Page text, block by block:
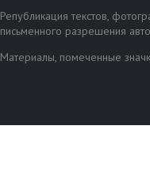
Републикация текстов,
письменного разрешения
Материалы, помеченные